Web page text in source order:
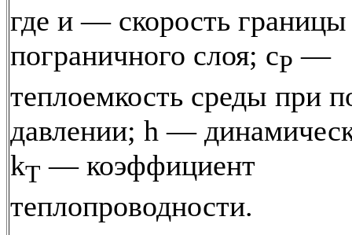
где и — скорость границы
пограничного слоя; cP —
теплоемкость среды при
давлении; h —
kT — коэффициент
теплопроводности.